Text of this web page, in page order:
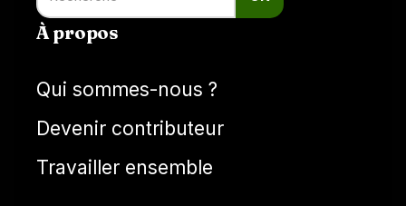
À propos
Qui sommes-nous ?
Devenir contributeur
Travailler ensemble